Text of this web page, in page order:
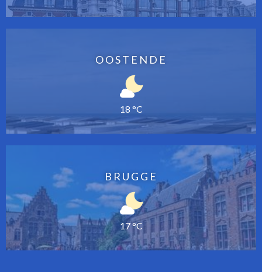
OOSTENDE
18 °C
BRUGGE
17 °C